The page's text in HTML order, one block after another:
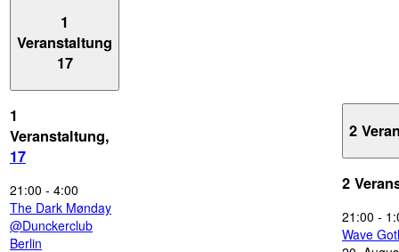
1
Veranstaltung
17
1
Veranstaltung,
17
21:00 - 4:00
The Dark Mønday
@Dunckerclub
Berlin
2
2
21:00 -
Wave